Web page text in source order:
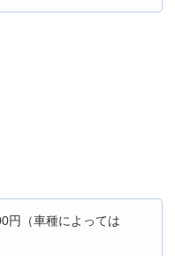
円（車種によっては